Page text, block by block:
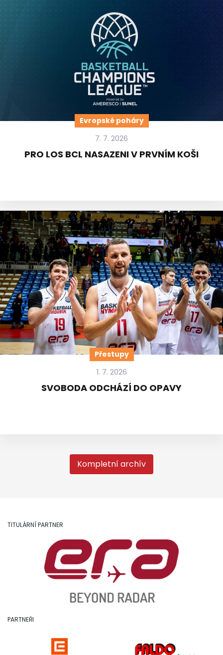
Evropské poháry
7. 7. 2026
PRO LOS BCL NASAZENI V PRVNÍM KOŠI
Přestupy
1. 7. 2026
SVOBODA ODCHÁZÍ DO OPAVY
Kompletní archív
TITULÁRNÍ PARTNER
PARTNEŘI